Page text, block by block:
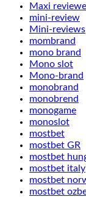
Maxi reviewe
mini-review
Mini-reviews
mombrand
mono brand
Mono slot
Mono-brand
monobrand
monobrend
monogame
monoslot
mostbet
mostbet GR
mostbet
mostbet italy
mostbet
mostbet